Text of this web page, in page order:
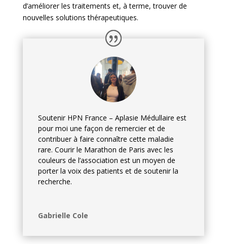
d’améliorer les traitements et, à terme, trouver de
nouvelles solutions thérapeutiques.
Soutenir HPN France – Aplasie Médullaire est
pour moi une façon de remercier et de
contribuer à faire connaître cette maladie
rare. Courir le Marathon de Paris avec les
couleurs de l’association est un moyen de
porter la voix des patients et de soutenir la
recherche.
Gabrielle Cole